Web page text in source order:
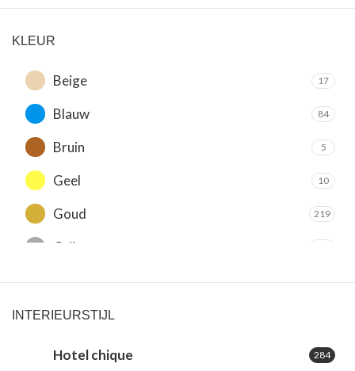
KLEUR
Beige 17
Blauw 84
Bruin 5
Geel 10
Goud 219
Grijs
Groen 35
Oranje
Paars 34
INTERIEURSTIJL
Hotel chique 284